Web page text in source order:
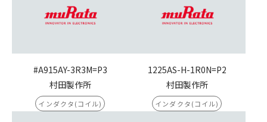
#A915AY-3R3M=P3
村田製作所
インダクタ(コイル)
1225AS-H-1R0N=P2
村田製作所
インダクタ(コイル)